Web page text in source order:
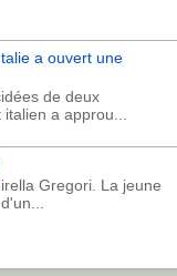
a ouvert une
de deux
a approu...
Gregori. La jeune